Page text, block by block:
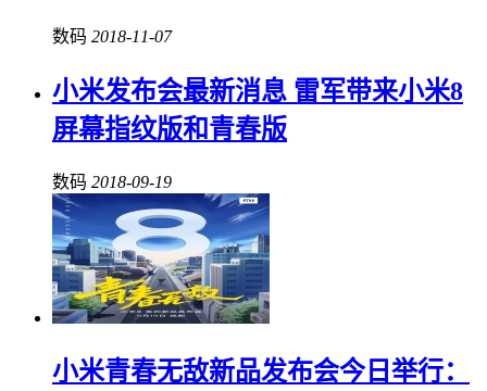
数码 2018-11-07
小米发布会最新消息 雷军带来小米8
屏幕指纹版和青春版
数码 2018-09-19
小米青春无敌新品发布会今日举行：